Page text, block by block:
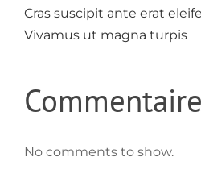
Cras suscipit ante erat
Vivamus ut magna turpis
No comments to show.